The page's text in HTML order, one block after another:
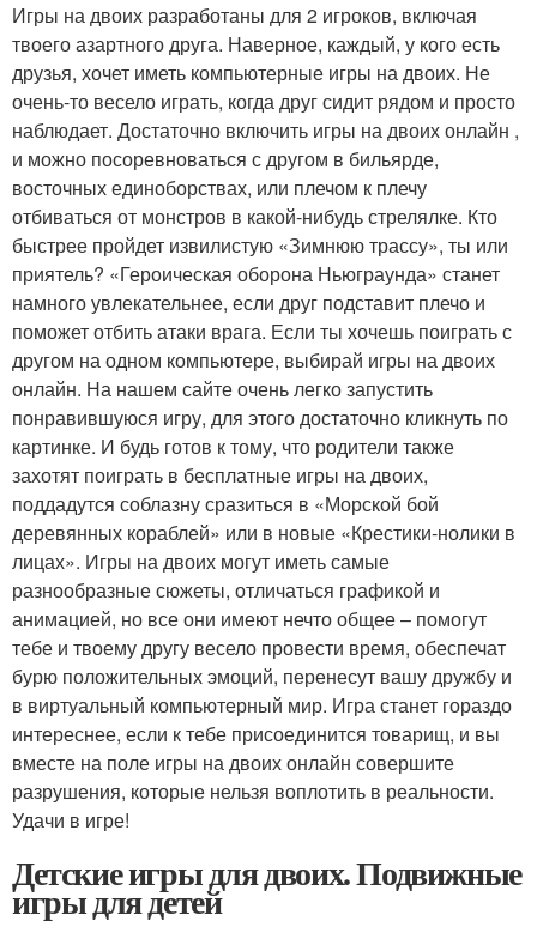
Игры на двоих разработаны для 2 игроков, включая
твоего азартного друга. Наверное, каждый, у кого есть
друзья, хочет иметь компьютерные игры на двоих. Не
очень-то весело играть, когда друг сидит рядом и просто
наблюдает. Достаточно включить игры на двоих онлайн ,
и можно посоревноваться с другом в бильярде,
восточных единоборствах, или плечом к плечу
отбиваться от монстров в какой-нибудь стрелялке. Кто
быстрее пройдет извилистую «Зимнюю трассу», ты или
приятель? «Героическая оборона Ньюграунда» станет
намного увлекательнее, если друг подставит плечо и
поможет отбить атаки врага. Если ты хочешь поиграть с
другом на одном компьютере, выбирай игры на двоих
онлайн. На нашем сайте очень легко запустить
понравившуюся игру, для этого достаточно кликнуть по
картинке. И будь готов к тому, что родители также
захотят поиграть в бесплатные игры на двоих,
поддадутся соблазну сразиться в «Морской бой
деревянных кораблей» или в новые «Крестики-нолики в
лицах». Игры на двоих могут иметь самые
разнообразные сюжеты, отличаться графикой и
анимацией, но все они имеют нечто общее – помогут
тебе и твоему другу весело провести время, обеспечат
бурю положительных эмоций, перенесут вашу дружбу и
в виртуальный компьютерный мир. Игра станет гораздо
интереснее, если к тебе присоединится товарищ, и вы
вместе на поле игры на двоих онлайн совершите
разрушения, которые нельзя воплотить в реальности.
Удачи в игре!
Детские игры для двоих. Подвижные
игры для детей